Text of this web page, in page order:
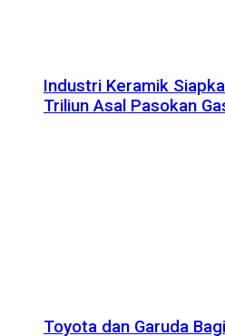
Industri Keramik
Triliun Asal Pasokan
Toyota dan Garuda